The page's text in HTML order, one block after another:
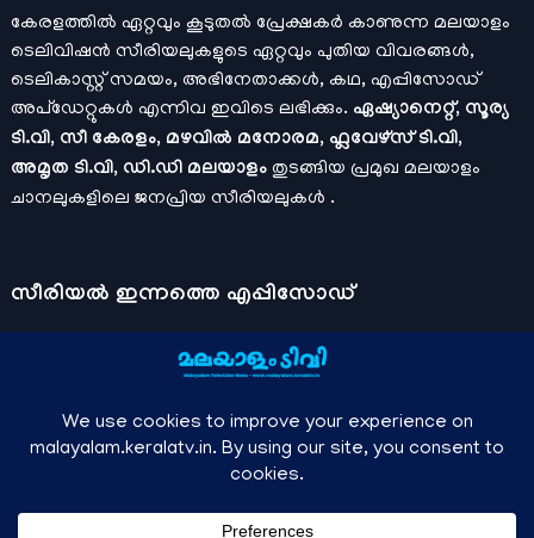
കേരളത്തിൽ ഏറ്റവും കൂടുതൽ പ്രേക്ഷകർ കാണുന്ന മലയാളം
ടെലിവിഷൻ സീരിയലുകളുടെ ഏറ്റവും പുതിയ വിവരങ്ങൾ,
ടെലികാസ്റ്റ് സമയം, അഭിനേതാക്കൾ, കഥ, എപ്പിസോഡ്
അപ്ഡേറ്റുകൾ എന്നിവ ഇവിടെ ലഭിക്കും. ഏഷ്യാനെറ്റ്, സൂര്യ
ടി.വി, സീ കേരളം, മഴവിൽ മനോരമ, ഫ്ലവേഴ്സ് ടി.വി,
അമൃത ടി.വി, ഡി.ഡി മലയാളം തുടങ്ങിയ പ്രമുഖ മലയാളം
ചാനലുകളിലെ ജനപ്രിയ സീരിയലുകൾ .
സീരിയല്‍ ഇന്നത്തെ എപ്പിസോഡ്
ചാനലുകളുടെ ഔദ്യോഗിക മൊബൈല്‍ ആപ്പുകള്‍ , ഒഫിഷ്യല്‍
യൂട്യൂബ് ചാനല്‍ ഇവ ഉപയോഗപ്പെടുത്തി കഴിഞ്ഞുപോയ
മനോരമ മാക്സ് , സണ്‍ നെക്സ്റ്റ്, സോണി ലിവ് , നെറ്റ് ഫ്ലിക്സ്
തുടങ്ങിയ ഒടിടി ആപ്പുകള്‍ വഴിയുള്ള സിനിമ ഓണ്‍ലൈന്‍